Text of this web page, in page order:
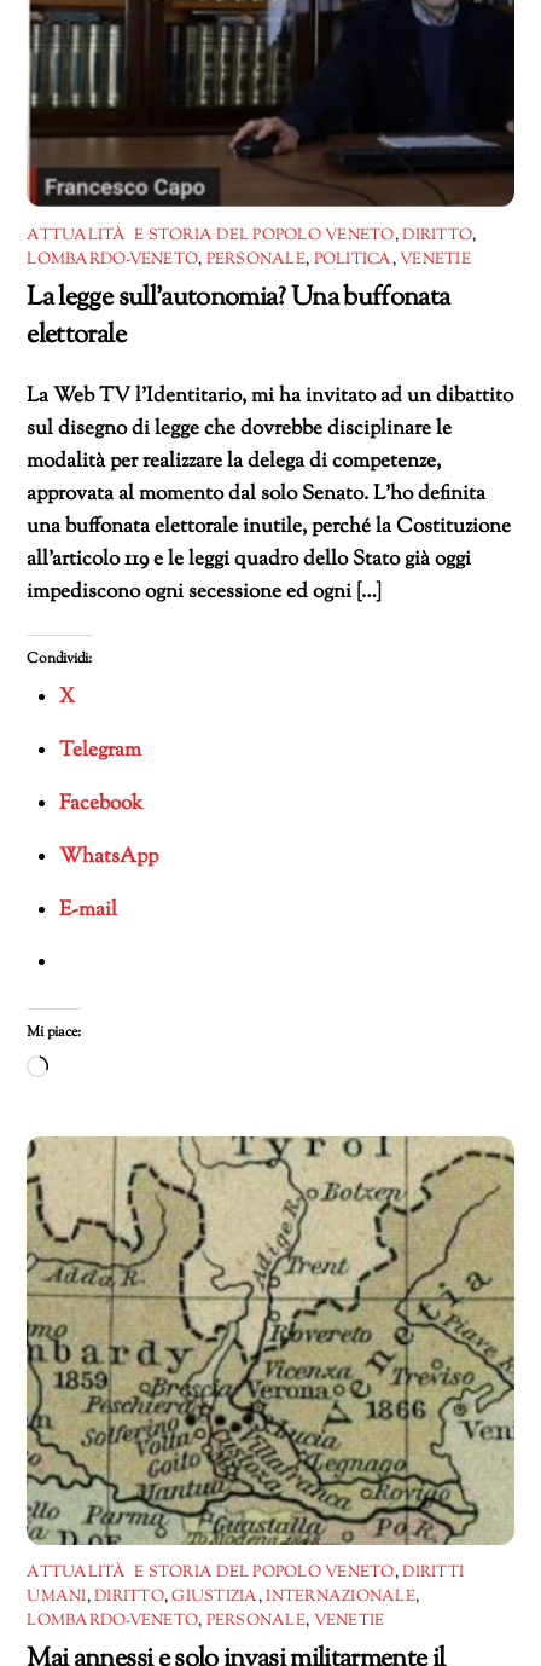
ATTUALITÀ E STORIA DEL POPOLO VENETO,DIRITTO,
LOMBARDO-VENETO, PERSONALE, POLITICA,VENETIE
La legge sull’autonomia? Una buffonata
elettorale
La Web TV l’Identitario, mi ha invitato ad un dibattito
sul disegno di legge che dovrebbe disciplinare le
modalità per realizzare la delega di competenze,
approvata al momento dal solo Senato. L’ho definita
una buffonata elettorale inutile, perché la Costituzione
all’articolo 119 e le leggi quadro dello Stato già oggi
impediscono ogni secessione ed ogni […]
Condividi:
X
Telegram
Facebook
WhatsApp
E-mail
Mi piace:
Caricamento
corso…
ATTUALITÀ E STORIA DEL POPOLO VENETO,DIRITTI
UMANI,DIRITTO,GIUSTIZIA,INTERNAZIONALE,
LOMBARDO-VENETO, PERSONALE, VENETIE